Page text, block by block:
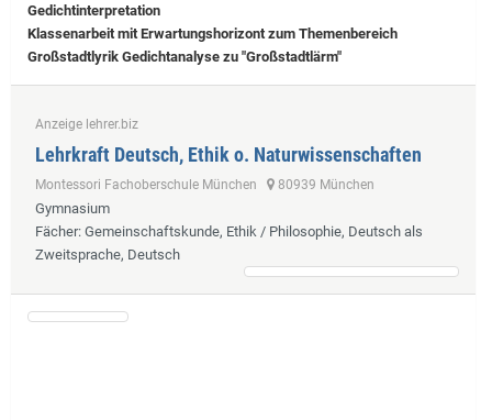
Gedichtinterpretation
Klassenarbeit mit Erwartungshorizont zum Themenbereich
Großstadtlyrik Gedichtanalyse zu "Großstadtlärm"
Anzeige lehrer.biz
Lehrkraft Deutsch, Ethik o. Naturwissenschaften
Montessori Fachoberschule München 80939 München
Gymnasium
Fächer: Gemeinschaftskunde, Ethik / Philosophie, Deutsch als
Zweitsprache, Deutsch